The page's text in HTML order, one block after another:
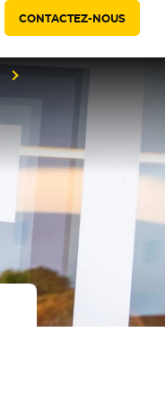
CONTACTEZ-NOUS